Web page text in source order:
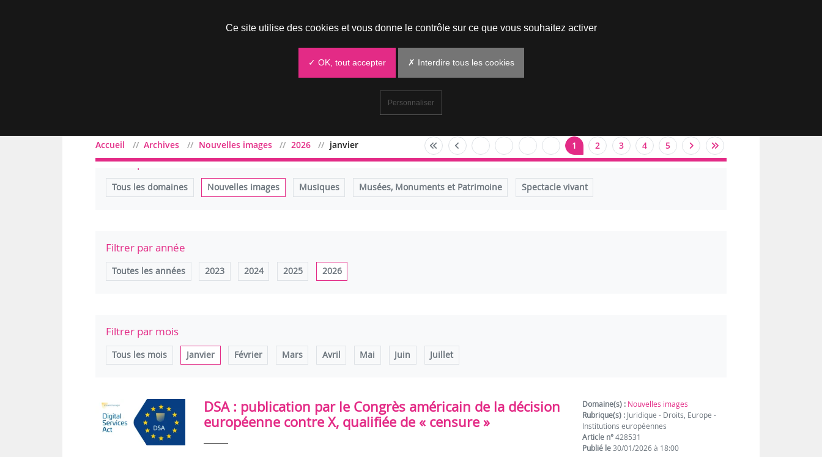
Accueil Archives Nouvelles images 2026 janvier 1 2 3 4 5
Filtrer par domaine
Tous les domaines Nouvelles images Musiques Musées, Monuments et Patrimoine Spectacle vivant
Filtrer par année
Toutes les années 2023 2024 2025 2026
Filtrer par mois
Tous les mois Janvier Février Mars Avril Mai Juin Juillet
DSA : publication par le Congrès américain de la décision
européenne contre X, qualifiée de « censure »
Domaine(s) : Nouvelles images
Rubrique(s) : Juridique - Droits, Europe -
Institutions européennes
Article n°428531
Publié le30/01/2026 à 18:00
Ce site utilise des cookies et vous donne le contrôle sur ce que vous souhaitez activer
✓ OK, tout accepter ✗ Interdire tous les cookies
Personnaliser